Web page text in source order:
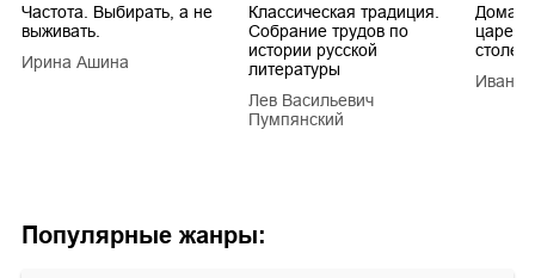
Популярные жанры:
Частота. Выбирать, а не
выживать.
Ирина Ашина
Классическая традиция.
Собрание трудов по
истории русской
литературы
Лев Васильевич
Пумпянский
царей
Иван